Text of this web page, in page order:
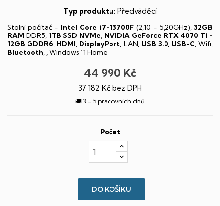
Typ produktu: Předváděcí
Stolní počítač - Intel Core i7-13700F (2,10 - 5,20GHz),32GB
RAM DDR5, 1TB SSD NVMe, NVIDIA GeForce RTX 4070 Ti -
12GB GDDR6, HDMI, DisplayPort, LAN, USB 3.0, USB-C, Wifi,
Bluetooth, ,Windows 11 Home
44 990 Kč
37 182 Kč bez DPH
🚚 3 - 5 pracovních dnů
Počet
DO KOŠÍKU